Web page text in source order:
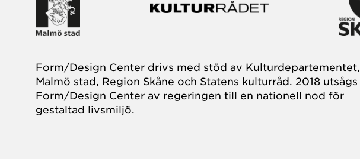
Form/Design Center drivs med stöd av Kulturdepartementet,
Malmö stad, Region Skåne och Statens kulturråd. 2018 utsågs
Form/Design Center av regeringen till en nationell nod för
gestaltad livsmiljö.